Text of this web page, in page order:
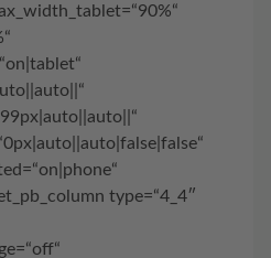
type=“4_4″